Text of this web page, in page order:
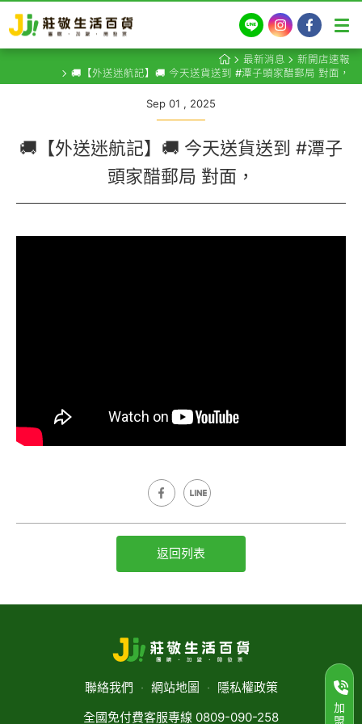
LINE InstagramFacebook
最新消息
新開店速報
🚚【外送迷航記】🚚 今天送貨送到 #潭子頭家醋郵局 對面，
Sep 01 , 2025
🚚【外送迷航記】🚚 今天送貨送到 #潭子
頭家醋郵局 對面，
返回列表
聯絡我們 ‧ 網站地圖 ‧ 隱私權政策
全國免付費客服專線 0809-090-258
加
盟